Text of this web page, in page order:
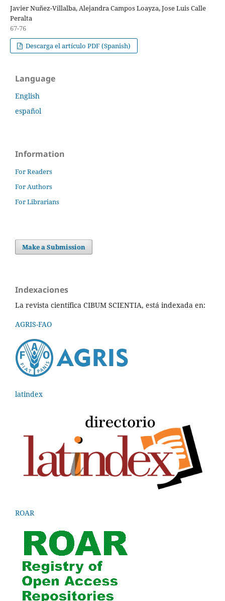
Javier Nuñez-Villalba, Alejandra Campos Loayza, Jose Luis Calle
Peralta
67-76
Descarga el artículo PDF (Spanish)
Language
English
español
Information
For Readers
For Authors
For Librarians
Make a Submission
Indexaciones
La revista científica CIBUM SCIENTIA, está indexada en:
AGRIS-FAO
latindex
ROAR